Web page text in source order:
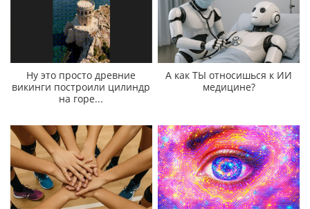
Ну это просто древние
викинги построили цилиндр
на горе...
А как ТЫ относишься к ИИ
медицине?